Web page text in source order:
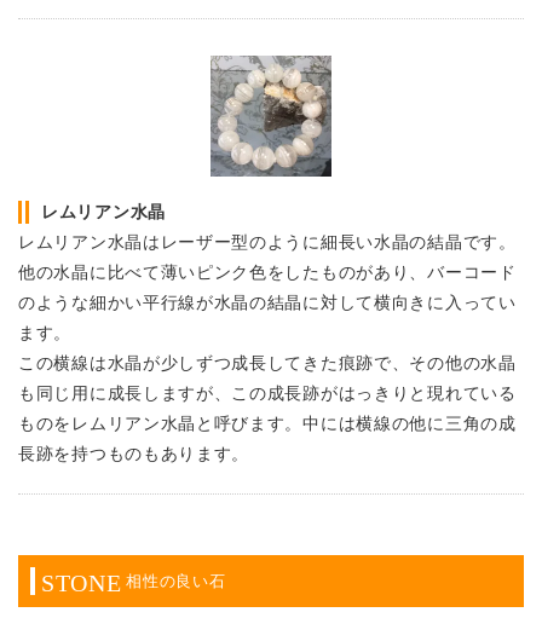
レムリアン水晶
レムリアン水晶はレーザー型のように細長い水晶の結晶です。
他の水晶に比べて薄いピンク色をしたものがあり、バーコード
のような細かい平行線が水晶の結晶に対して横向きに入ってい
ます。
この横線は水晶が少しずつ成長してきた痕跡で、その他の水晶
も同じ用に成長しますが、この成長跡がはっきりと現れている
ものをレムリアン水晶と呼びます。中には横線の他に三角の成
長跡を持つものもあります。
STONE 相性の良い石